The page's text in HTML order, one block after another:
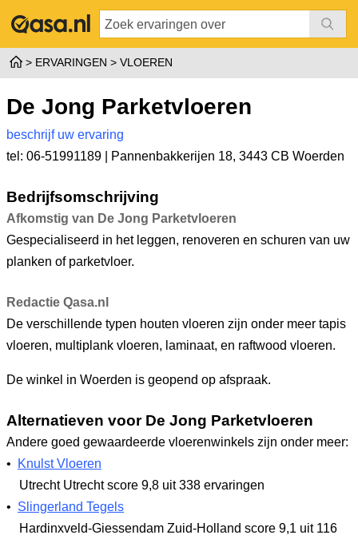
ERVARINGEN VLOEREN
De Jong Parketvloeren
beschrijf uw ervaring
tel: 06-51991189 |
Pannenbakkerijen 18, 3443 CB Woerden
Bedrijfsomschrijving
Afkomstig van De Jong Parketvloeren
Gespecialiseerd in het leggen, renoveren en schuren van uw
planken of parketvloer.
Redactie Qasa.nl
De verschillende typen houten vloeren zijn onder meer tapis
vloeren, multiplank vloeren, laminaat, en raftwood vloeren.
De winkel in Woerden is geopend op afspraak.
Alternatieven voor De Jong Parketvloeren
Andere goed gewaardeerde vloerenwinkels zijn onder meer:
•
Knulst Vloeren
Utrecht Utrechtscore 9,8 uit 338 ervaringen
• Slingerland Tegels
Hardinxveld-Giessendam Zuid-Holland score 9,1 uit 116